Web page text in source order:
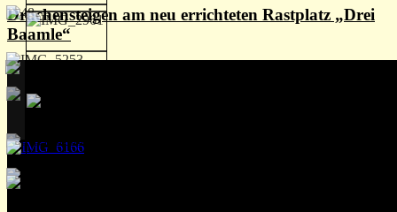
Drachensteigen am neu errichteten Rastplatz „Drei
Baamle“